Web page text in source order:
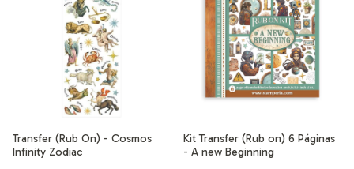
Transfer (Rub On) - Cosmos
Infinity Zodiac
Kit Transfer (Rub on) 6 Páginas
- A new Beginning